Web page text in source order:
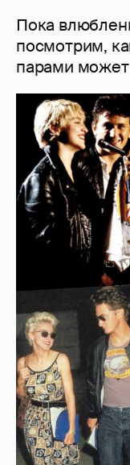
Пока
посмотрим,
парами может